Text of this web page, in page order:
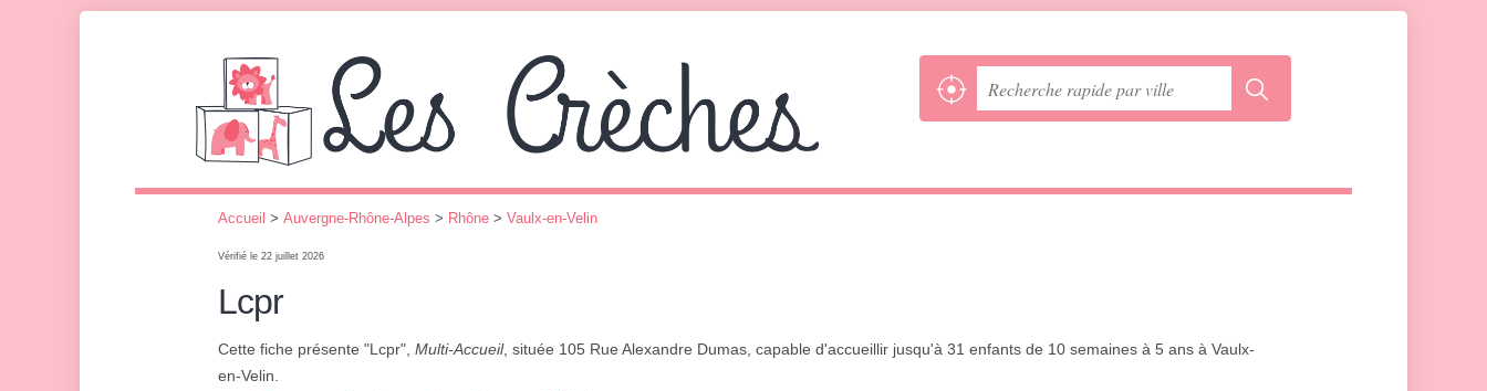
Accueil > Auvergne-Rhône-Alpes > Rhône > Vaulx-en-Velin
Vérifié le 22 juillet 2026
Lcpr
Cette fiche présente "Lcpr", Multi-Accueil, située 105 Rue Alexandre Dumas, capable d'accueillir jusqu'à 31 enfants de 10 semaines à 5 ans à Vaulx-
en-Velin.